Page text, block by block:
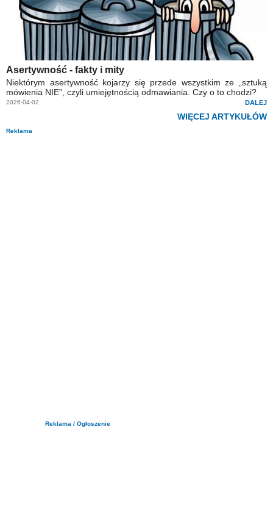
Asertywność - fakty i mity
Niektórym asertywność kojarzy się przede wszystkim ze „sztuką
mówienia NIE”, czyli umiejętnością odmawiania. Czy o to chodzi?
2026-04-02 DALEJ
WIĘCEJ ARTYKUŁÓW
Reklama
Reklama / Ogłoszenie